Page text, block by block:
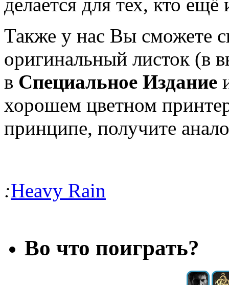
Также у нас Вы сможете
оригинальный листок (в
в Специальное Издание
хорошем цветном
принципе, получите
:Heavy Rain
Во что поиграть?